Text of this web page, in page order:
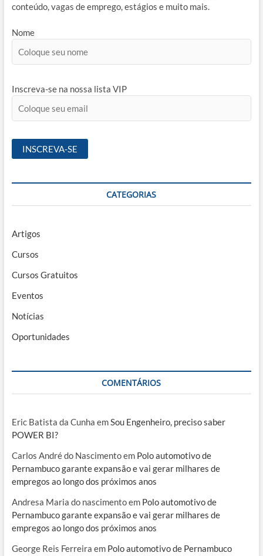
conteúdo, vagas de emprego, estágios e muito mais.
Nome
Inscreva-se na nossa lista VIP
CATEGORIAS
Artigos
Cursos
Cursos Gratuitos
Eventos
Notícias
Oportunidades
COMENTÁRIOS
Eric Batista da Cunha emSou Engenheiro, preciso saber
POWER BI?
Carlos André do Nascimentoem Polo automotivo de
Pernambuco garante expansão e vai gerar milhares de
empregos ao longo dos próximos anos
Andresa Maria do nascimentoem Polo automotivo de
Pernambuco garante expansão e vai gerar milhares de
empregos ao longo dos próximos anos
George Reis Ferreira em Polo automotivo de Pernambuco